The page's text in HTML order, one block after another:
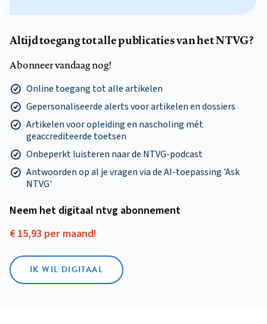
Altijd toegang tot alle publicaties van het NTVG?
Abonneer vandaag nog!
Online toegang tot alle artikelen
Gepersonaliseerde alerts voor artikelen en dossiers
Artikelen voor opleiding en nascholing mét
geaccrediteerde toetsen
Onbeperkt luisteren naar de NTVG-podcast
Antwoorden op al je vragen via de AI-toepassing 'Ask
NTVG'
Neem het digitaal ntvg abonnement
€ 15,93 per maand!
IK WIL DIGITAAL